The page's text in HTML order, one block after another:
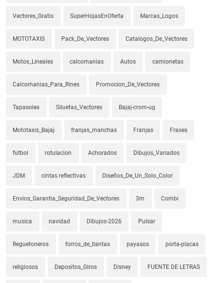
Vectores_Gratis SuperHojasEnOferta Marcas_Logos
MOTOTAXIS Pack_De_Vectores Catalogos_De_Vectores
Motos_Lineales calcomanias Autos camionetas
Calcomanias_Para_Rines Promocion_De_Vectores
Tapasoles Siluetas_Vectores Bajaj-crom-ug
Mototaxis_Bajaj franjas_manchas Franjas Frases
futbol rotulacion Achorados Dibujos_Variados
JDM cintas reflectivas Diseños_De_Un_Solo_Color
Envios_Garantia_Seguridad_De_Vectores 3m Combi
musica navidad Dibujos-2026 Pulsar
Reguetoneros forros_de_llantas payasos porta-placas
religiosos Depositos_Giros Disney FUENTE DE LETRAS